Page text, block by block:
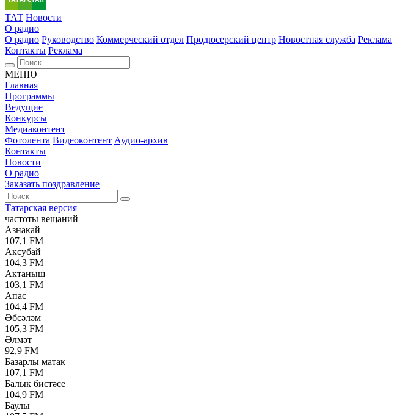
ТАТ Новости
О радио
О радио Руководство Коммерческий отдел Продюсерский центр Новостная служба Реклама
Контакты Реклама
МЕНЮ
Главная
Программы
Ведущие
Конкурсы
Медиаконтент
Фотолента Видеоконтент Аудио-архив
Контакты
Новости
О радио
Заказать поздравление
Татарская версия
частоты вещаний
Азнакай
107,1 FM
Аксубай
104,3 FM
Актаныш
103,1 FM
Апас
104,4 FM
Әбсәләм
105,3 FM
Әлмәт
92,9 FM
Базарлы матак
107,1 FM
Балык бистәсе
104,9 FM
Баулы